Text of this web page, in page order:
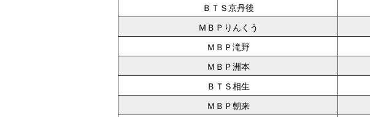
ＢＴＳ京丹後
ＭＢＰりんくう
ＭＢＰ滝野
ＭＢＰ洲本
ＢＴＳ相生
ＭＢＰ朝来